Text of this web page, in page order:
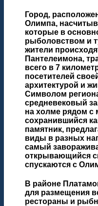
Город,
Олимпа,
которые в
рыболовством и
жители
Пантелеимона,
всего в 7
посетителей
архитектурой и
Символом
средневековый
на холме рядом с
сохранившийся
памятник,
виды в разных
самый
открывающийся
спускаются с
В районе
для размещения
рестораны и